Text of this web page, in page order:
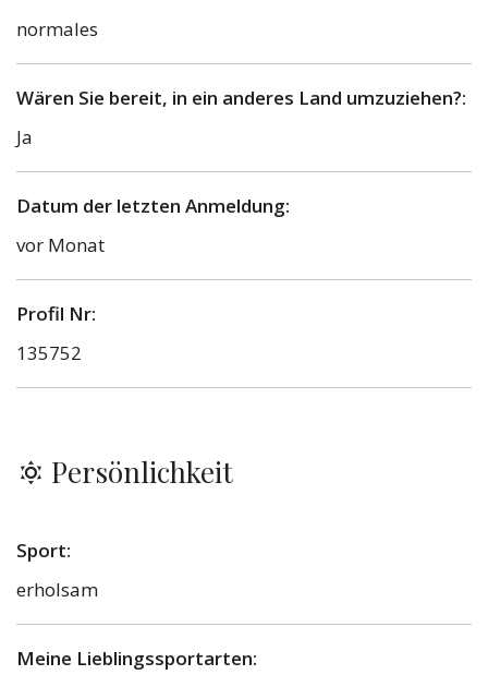
normales
Wären Sie bereit, in ein anderes Land umzuziehen?:
Ja
Datum der letzten Anmeldung:
vor Monat
Profil Nr:
135752
Persönlichkeit
Sport:
erholsam
Meine Lieblingssportarten: